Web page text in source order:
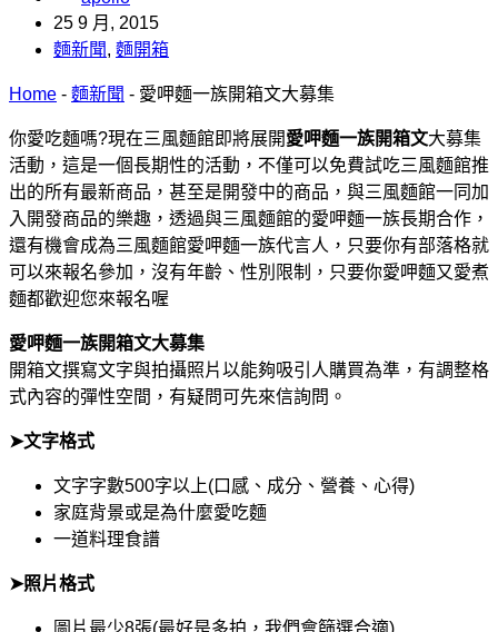
25 9 月, 2015
麵新聞, 麵開箱
Home - 麵新聞 - 愛呷麵一族開箱文大募集
你愛吃麵嗎?現在三風麵館即將展開愛呷麵一族開箱文大募集
活動，這是一個長期性的活動，不僅可以免費試吃三風麵館推
出的所有最新商品，甚至是開發中的商品，與三風麵館一同加
入開發商品的樂趣，透過與三風麵館的愛呷麵一族長期合作，
還有機會成為三風麵館愛呷麵一族代言人，只要你有部落格就
可以來報名參加，沒有年齡、性別限制，只要你愛呷麵又愛煮
麵都歡迎您來報名喔
愛呷麵一族開箱文大募集
開箱文撰寫文字與拍攝照片以能夠吸引人購買為準，有調整格
式內容的彈性空間，有疑問可先來信詢問。
➤文字格式
文字字數500字以上(口感、成分、營養、心得)
家庭背景或是為什麼愛吃麵
一道料理食譜
➤照片格式
圖片最少8張(最好是多拍，我們會篩選合適)